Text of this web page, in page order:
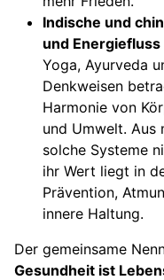
Indische und
und Energiefluss
Yoga, Ayurveda
Denkweisen
Harmonie von
und Umwelt. Aus
solche Systeme
ihr Wert liegt in
Prävention,
innere Haltung.
Der gemeinsame
Gesundheit ist